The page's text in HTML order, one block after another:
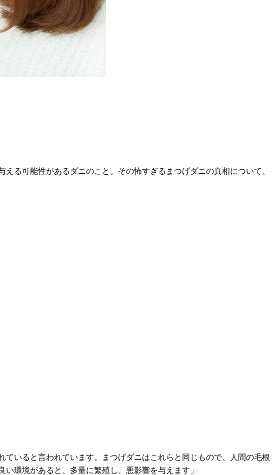
る可能性があるダニのこと。その怖すぎるまつげダニの真相について、
いると言われています。まつげダニはこれらと同じもので、人間の毛根
環境があると、多量に繁殖し、悪影響を与えます」